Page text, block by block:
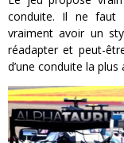
conduite. Il ne faut
vraiment avoir un
réadapter et peut-
d’une conduite la